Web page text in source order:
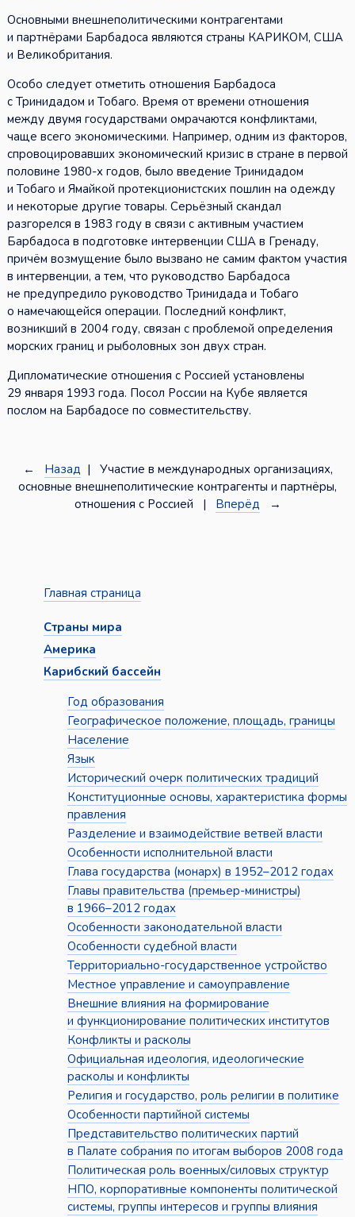
Основными внешнеполитическими контрагентами
и партнёрами Барбадоса являются страны КАРИКОМ, США
и Великобритания.
Особо следует отметить отношения Барбадоса
с Тринидадом и Тобаго. Время от времени отношения
между двумя государствами омрачаются конфликтами,
чаще всего экономическими. Например, одним из факторов,
спровоцировавших экономический кризис в стране в первой
половине 1980-х годов, было введение Тринидадом
и Тобаго и Ямайкой протекционистских пошлин на одежду
и некоторые другие товары. Серьёзный скандал
разгорелся в 1983 году в связи с активным участием
Барбадоса в подготовке интервенции США в Гренаду,
причём возмущение было вызвано не самим фактом участия
в интервенции, а тем, что руководство Барбадоса
не предупредило руководство Тринидада и Тобаго
о намечающейся операции. Последний конфликт,
возникший в 2004 году, связан с проблемой определения
морских границ и рыболовных зон двух стран.
Дипломатические отношения с Россией установлены
29 января 1993 года. Посол России на Кубе является
послом на Барбадосе по совместительству.
← Назад | Участие в международных организациях,
основные внешнеполитические контрагенты и партнёры,
отношения с Россией | Вперёд →
Главная страница
Страны мира
Америка
Карибский бассейн
Год образования
Географическое положение, площадь, границы
Население
Язык
Исторический очерк политических традиций
Конституционные основы, характеристика формы
правления
Разделение и взаимодействие ветвей власти
Особенности исполнительной власти
Глава государства (монарх) в 1952–2012 годах
Главы правительства (премьер-министры)
в 1966–2012 годах
Особенности законодательной власти
Особенности судебной власти
Территориально-государственное устройство
Местное управление и самоуправление
Внешние влияния на формирование
и функционирование политических институтов
Конфликты и расколы
Официальная идеология, идеологические
расколы и конфликты
Религия и государство, роль религии в политике
Особенности партийной системы
Представительство политических партий
в Палате собрания по итогам выборов 2008 года
Политическая роль военных/силовых структур
НПО, корпоративные компоненты политической
системы, группы интересов и группы влияния